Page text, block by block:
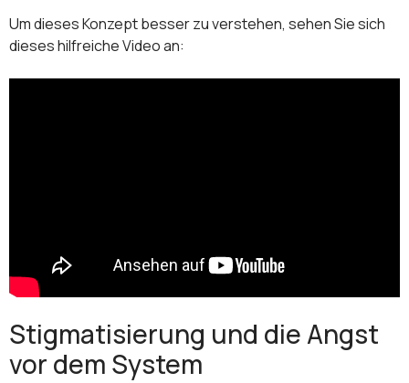
Um dieses Konzept besser zu verstehen, sehen Sie sich
dieses hilfreiche Video an:
Stigmatisierung und die Angst
vor dem System